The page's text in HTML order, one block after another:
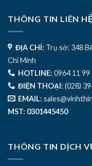
THÔNG TIN LIÊN
ĐỊA CHỈ: Trụ sở: 348
Chí Minh
HOTLINE: 0964 11 99
ĐIỆN THOẠI: (028)
EMAIL:
MST: 0301445450
THÔNG TIN DỊCH